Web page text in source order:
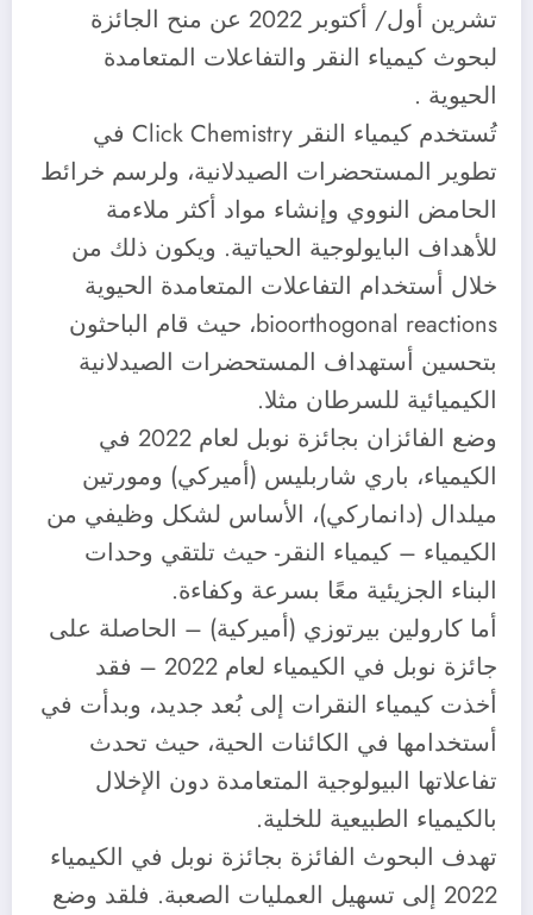
تشرين أول/ أكتوبر 2022 عن منح الجائزة
لبحوث كيمياء النقر والتفاعلات المتعامدة
الحيوية .
تُستخدم كيمياء النقر Click Chemistry في
تطوير المستحضرات الصيدلانية، ولرسم خرائط
الحامض النووي وإنشاء مواد أكثر ملاءمة
للأهداف البايولوجية الحياتية. ويكون ذلك من
خلال أستخدام التفاعلات المتعامدة الحيوية
bioorthogonal reactions، حيث قام الباحثون
بتحسين أستهداف المستحضرات الصيدلانية
الكيميائية للسرطان مثلا.
وضع الفائزان بجائزة نوبل لعام 2022 في
الكيمياء، باري شاربليس (أميركي) ومورتين
ميلدال (دانماركي)، الأساس لشكل وظيفي من
الكيمياء – كيمياء النقر- حيث تلتقي وحدات
البناء الجزيئية معًا بسرعة وكفاءة.
أما كارولين بيرتوزي (أميركية) – الحاصلة على
جائزة نوبل في الكيمياء لعام 2022 – فقد
أخذت كيمياء النقرات إلى بُعد جديد، وبدأت في
أستخدامها في الكائنات الحية، حيث تحدث
تفاعلاتها البيولوجية المتعامدة دون الإخلال
بالكيمياء الطبيعية للخلية.
تهدف البحوث الفائزة بجائزة نوبل في الكيمياء
2022 إلى تسهيل العمليات الصعبة. فلقد وضع